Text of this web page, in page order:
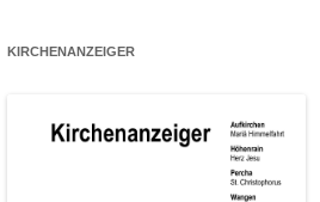
KIRCHENANZEIGER